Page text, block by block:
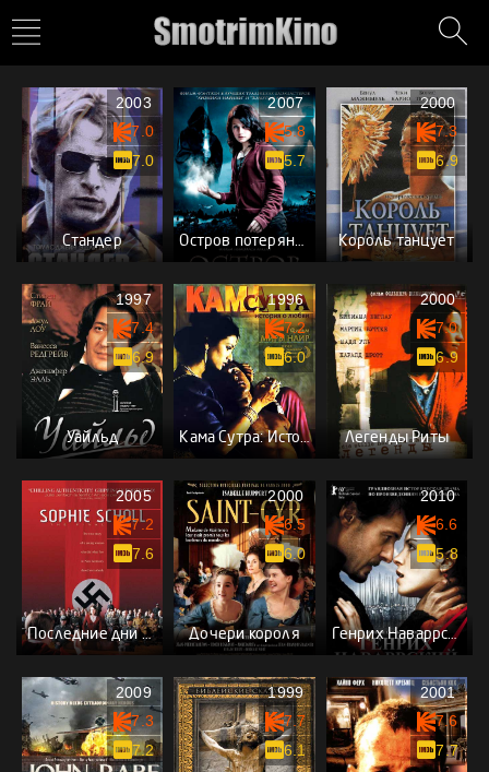
Стандер
2003
7.0
7.0
Остров потерянных душ
2007
5.8
5.7
Король танцует
2000
7.3
6.9
Уайльд
1997
7.4
6.9
Кама Сутра: История любви
1996
7.2
6.0
Легенды Риты
2000
7.0
6.9
Последние дни Софии Шолль
2005
7.2
7.6
Дочери короля
2000
6.5
6.0
Генрих Наваррский
2010
6.6
5.8
2009
7.3
7.2
1999
7.7
6.1
2001
7.6
7.7